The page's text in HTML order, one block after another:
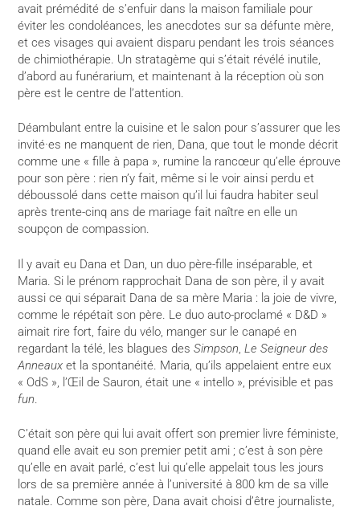
avait prémédité de s’enfuir dans la maison familiale pour
éviter les condoléances, les anecdotes sur sa défunte mère,
et ces visages qui avaient disparu pendant les trois séances
de chimiothérapie. Un stratagème qui s’était révélé inutile,
d’abord au funérarium, et maintenant à la réception où son
père est le centre de l’attention.
Déambulant entre la cuisine et le salon pour s’assurer que les
invité·es ne manquent de rien, Dana, que tout le monde décrit
comme une « fille à papa », rumine la rancœur qu’elle éprouve
pour son père : rien n’y fait, même si le voir ainsi perdu et
déboussolé dans cette maison qu’il lui faudra habiter seul
après trente-cinq ans de mariage fait naître en elle un
soupçon de compassion.
Il y avait eu Dana et Dan, un duo père-fille inséparable, et
Maria. Si le prénom rapprochait Dana de son père, il y avait
aussi ce qui séparait Dana de sa mère Maria : la joie de vivre,
comme le répétait son père. Le duo auto-proclamé « D&D »
aimait rire fort, faire du vélo, manger sur le canapé en
regardant la télé, les blagues desSimpson,Le Seigneur des
Anneaux et la spontanéité. Maria, qu’ils appelaient entre eux
« OdS », l’Œil de Sauron, était une « intello », prévisible et pas
fun.
C’était son père qui lui avait offert son premier livre féministe,
quand elle avait eu son premier petit ami ; c’est à son père
qu’elle en avait parlé, c’est lui qu’elle appelait tous les jours
lors de sa première année à l’université à 800 km de sa ville
natale. Comme son père, Dana avait choisi d’être journaliste,